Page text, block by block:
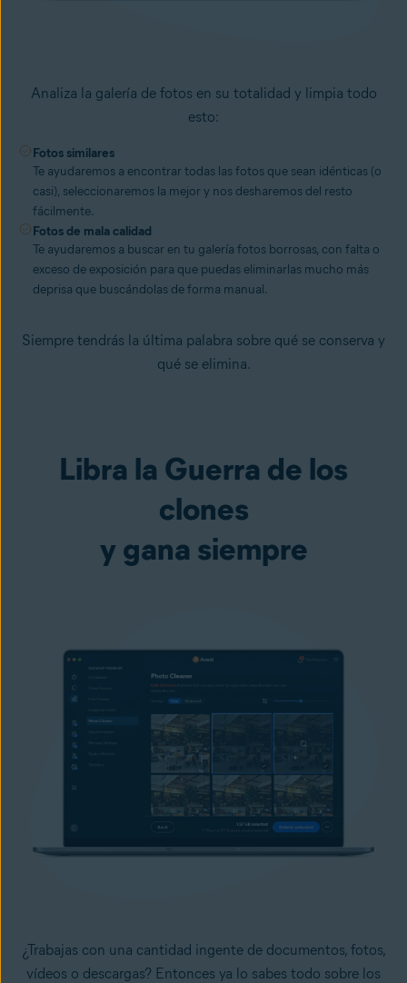
Analiza la galería de fotos en su totalidad y limpia todo
esto:
Fotos similares
Te ayudaremos a encontrar todas las fotos que sean idénticas (o
casi), seleccionaremos la mejor y nos desharemos del resto
fácilmente.
Fotos de mala calidad
Te ayudaremos a buscar en tu galería fotos borrosas, con falta o
exceso de exposición para que puedas eliminarlas mucho más
deprisa que buscándolas de forma manual.
Siempre tendrás la última palabra sobre qué se conserva y
qué se elimina.
Libra la Guerra de los
clones
y gana siempre
¿Trabajas con una cantidad ingente de documentos, fotos,
vídeos o descargas? Entonces ya lo sabes todo sobre los